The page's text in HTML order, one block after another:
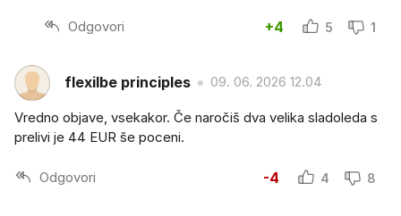
Odgovori +4 5 1
flexilbe principles 09. 06. 2026 12.04
Vredno objave, vsekakor. Če naročiš dva velika sladoleda s
prelivi je 44 EUR še poceni.
Odgovori -4 4 8